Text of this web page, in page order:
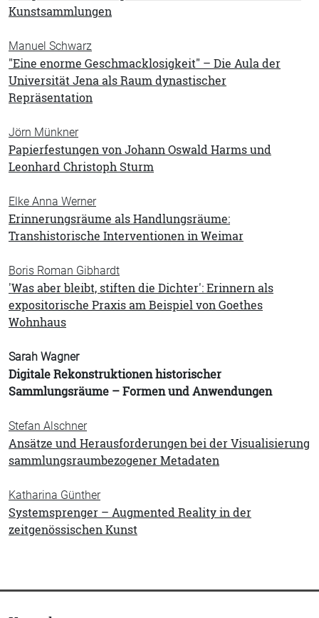
Kunstsammlungen
Manuel Schwarz
"Eine enorme Geschmacklosigkeit" – Die Aula der
Universität Jena als Raum dynastischer
Repräsentation
Jörn Münkner
Papierfestungen von Johann Oswald Harms und
Leonhard Christoph Sturm
Elke Anna Werner
Erinnerungsräume als Handlungsräume:
Transhistorische Interventionen in Weimar
Boris Roman Gibhardt
'Was aber bleibt, stiften die Dichter': Erinnern als
expositorische Praxis am Beispiel von Goethes
Wohnhaus
Sarah Wagner
Digitale Rekonstruktionen historischer
Sammlungsräume – Formen und Anwendungen
Stefan Alschner
Ansätze und Herausforderungen bei der Visualisierung
sammlungsraumbezogener Metadaten
Katharina Günther
Systemsprenger – Augmented Reality in der
zeitgenössischen Kunst